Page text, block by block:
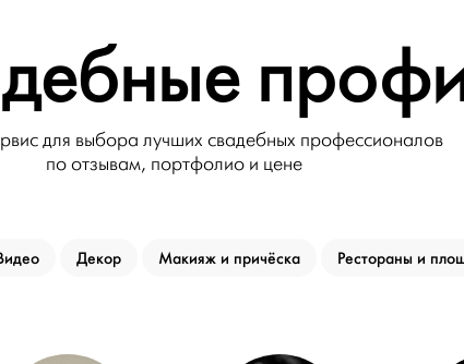
для выбора лучших свадебных профессионалов
по отзывам, портфолио и цене
Декор Макияж и причёска Рестораны и